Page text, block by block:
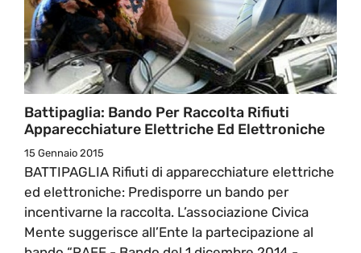
Battipaglia: Bando Per Raccolta Rifiuti
Apparecchiature Elettriche Ed Elettroniche
15 Gennaio 2015
BATTIPAGLIA Rifiuti di apparecchiature elettriche
ed elettroniche: Predisporre un bando per
incentivarne la raccolta. L’associazione Civica
Mente suggerisce all’Ente la partecipazione al